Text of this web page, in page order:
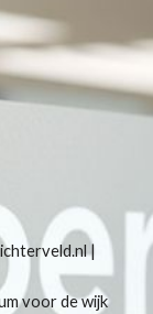
|
voor de wijk